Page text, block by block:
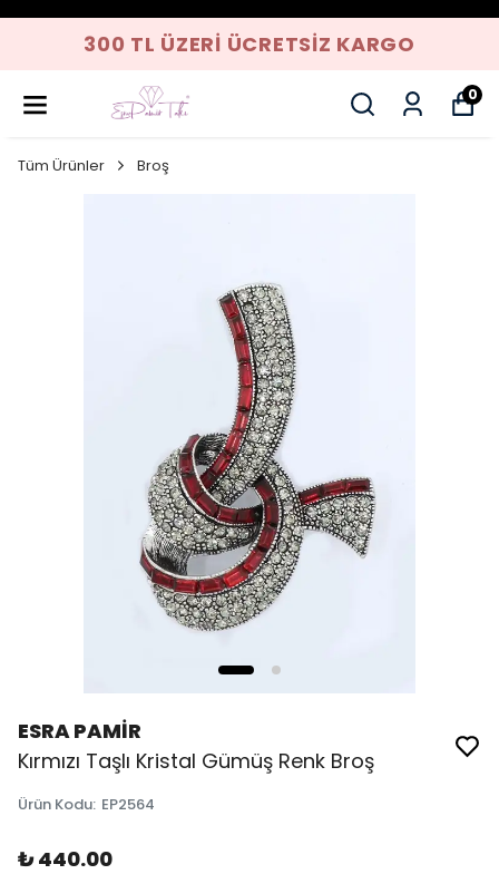
300 TL ÜZERI ÜCRETSIZ KARGO
0
Tüm Ürünler Broş
ESRA PAMİR
Kırmızı Taşlı Kristal Gümüş Renk Broş
Ürün Kodu: EP2564
₺ 440.00